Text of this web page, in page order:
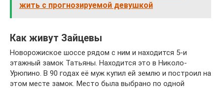
жить с прогнозируемой девушкой
Как живут Зайцевы
Новорожиское шоссе рядом с ним и находится 5-и
этажный замок Татьяны. Находится это в Николо-
Урюпино. В 90 годах её муж купил ей землю и построил на
этом месте замок. Место была выбрано по одной